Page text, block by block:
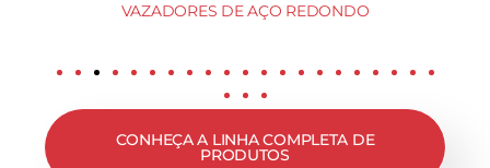
VAZADORES DE AÇO REDONDO
CONHEÇA A LINHA COMPLETA DE
PRODUTOS